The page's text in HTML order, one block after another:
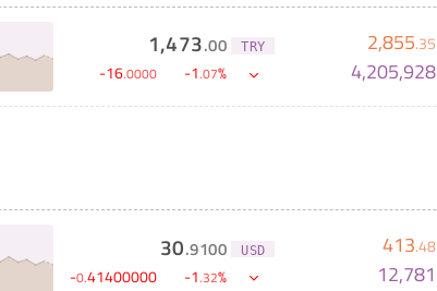
1,473.00 TRY
-16.0000 -1.07%
2,855.35
4,205,928
30.9100 USD
-0.41400000 -1.32%
413.48
12,781